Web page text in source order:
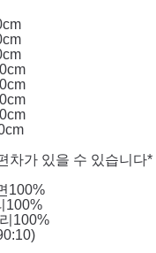
차가 있을 수 있습니다*
100%